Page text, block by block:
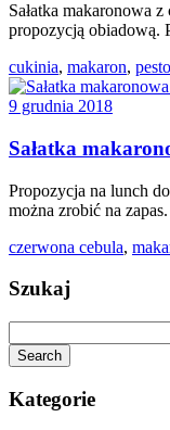
Sałatka makaronowa
propozycją obiadową.
cukinia, makaron, pesto
9 grudnia 2018
Sałatka
Propozycja na lunch
można zrobić na
czerwona cebula,
Szukaj
Search
Kategorie